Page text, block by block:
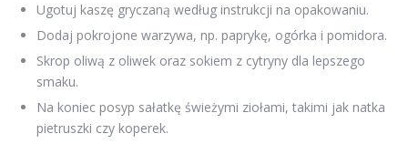
Ugotuj kaszę gryczaną według instrukcji na opakowaniu.
Dodaj pokrojone warzywa, np. paprykę, ogórka i pomidora.
Skrop oliwą z oliwek oraz sokiem z cytryny dla lepszego
smaku.
Na koniec posyp sałatkę świeżymi ziołami, takimi jak natka
pietruszki czy koperek.